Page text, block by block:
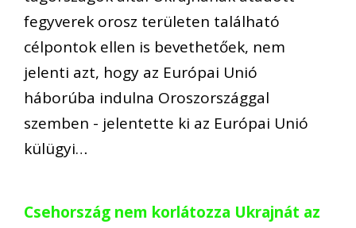
fegyverek orosz területen található
célpontok ellen is bevethetőek, nem
jelenti azt, hogy az Európai Unió
háborúba indulna Oroszországgal
szemben - jelentette ki az Európai Unió
külügyi…
Csehország nem korlátozza Ukrajnát az